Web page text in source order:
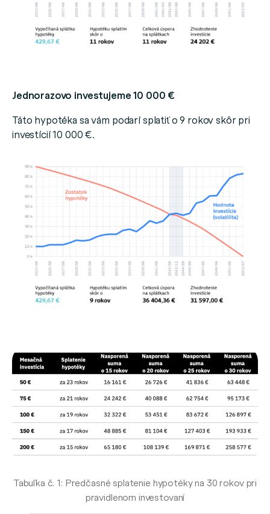
Jednorazovo investujeme 10 000 €
Táto hypotéka sa vám podarí splatiť o 9 rokov skôr pri
investícií 10 000 €.
Tabuľka č. 1: Predčasné splatenie hypotéky na 30 rokov pri
pravidlenom investovaní